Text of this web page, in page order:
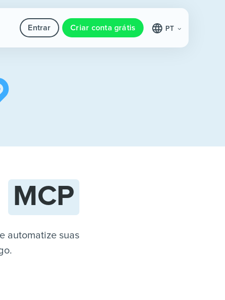
Entrar Criar conta grátis PT
MCP
automatize suas